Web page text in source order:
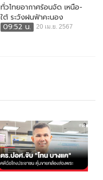
ทั่วไทยอากาศร้อนจัด เหนือ-
ใต้ ระวังฝนฟ้าคะนอง
09:52 น.
20 เม.ย. 2567